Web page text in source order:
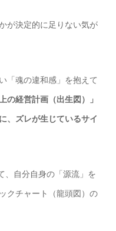
が決定的に足りない気が
「魂の違和感」を抱えて
の経営計画（出生図）」
、ズレが生じているサイ
、自分自身の「源流」を
クチャート（龍頭図）の